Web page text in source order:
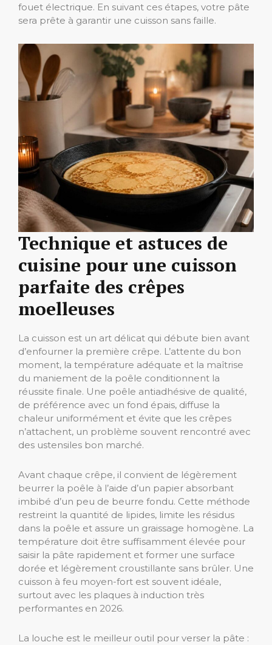
fouet électrique. En suivant ces étapes, votre pâte
sera prête à garantir une cuisson sans faille.
Technique et astuces de
cuisine pour une cuisson
parfaite des crêpes
moelleuses
La cuisson est un art délicat qui débute bien avant
d’enfourner la première crêpe. L’attente du bon
moment, la température adéquate et la maîtrise
du maniement de la poêle conditionnent la
réussite finale. Une poêle antiadhésive de qualité,
de préférence avec un fond épais, diffuse la
chaleur uniformément et évite que les crêpes
n’attachent, un problème souvent rencontré avec
des ustensiles bon marché.
Avant chaque crêpe, il convient de légèrement
beurrer la poêle à l’aide d’un papier absorbant
imbibé d’un peu de beurre fondu. Cette méthode
restreint la quantité de lipides, limite les résidus
dans la poêle et assure un graissage homogène. La
température doit être suffisamment élevée pour
saisir la pâte rapidement et former une surface
dorée et légèrement croustillante sans brûler. Une
cuisson à feu moyen-fort est souvent idéale,
surtout avec les plaques à induction très
performantes en 2026.
La louche est le meilleur outil pour verser la pâte :